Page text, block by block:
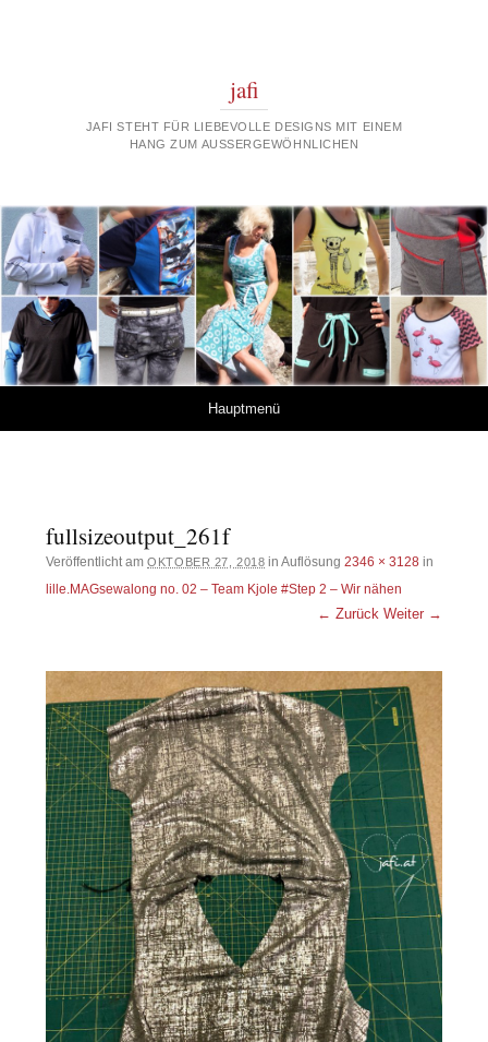
jafi
JAFI STEHT FÜR LIEBEVOLLE DESIGNS MIT EINEM
HANG ZUM AUSSERGEWÖHNLICHEN
Hauptmenü
fullsizeoutput_261f
Veröffentlicht amOKTOBER 27, 2018 in Auflösung2346 × 3128 in
lille.MAGsewalong no. 02 – Team Kjole #Step 2 – Wir nähen
← Zurück Weiter →